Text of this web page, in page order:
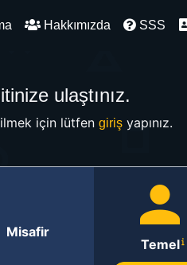
Hakkımızda SSS
ulaştınız.
için lütfen girişyapınız.
Misafir
Temel